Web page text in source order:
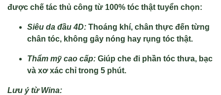
được chế tác thủ công từ 100% tóc thật tuyển chọn:
Siêu da đầu 4D: Thoáng khí, chân thực đến từng
chân tóc, không gây nóng hay rụng tóc thật.
Thẩm mỹ cao cấp: Giúp che đi phần tóc thưa, bạc
và xơ xác chỉ trong 5 phút.
Lưu ý từ Wina: